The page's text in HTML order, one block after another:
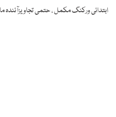
ابتدائی ورکنگ مکمل ، حتمی تجاویزآئندہ